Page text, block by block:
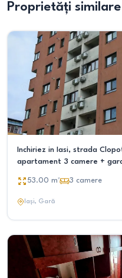
Proprietăți similare
Inchiriez in Iasi, strada
apartament 3 camere +
53.00 m² 3 camere
Iași, Gară